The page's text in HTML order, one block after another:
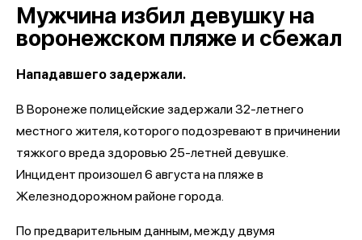
Мужчина избил девушку на
воронежском пляже и сбежал
Нападавшего задержали.
В Воронеже полицейские задержали 32-летнего
местного жителя, которого подозревают в причинении
тяжкого вреда здоровью 25-летней девушке.
Инцидент произошел 6 августа на пляже в
Железнодорожном районе города.
По предварительным данным, между двумя